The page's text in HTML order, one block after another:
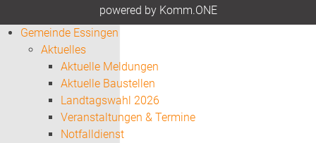
powered by Komm.ONE
Gemeinde Essingen
Aktuelles
Aktuelle Meldungen
Aktuelle Baustellen
Landtagswahl 2026
Veranstaltungen & Termine
Notfalldienst